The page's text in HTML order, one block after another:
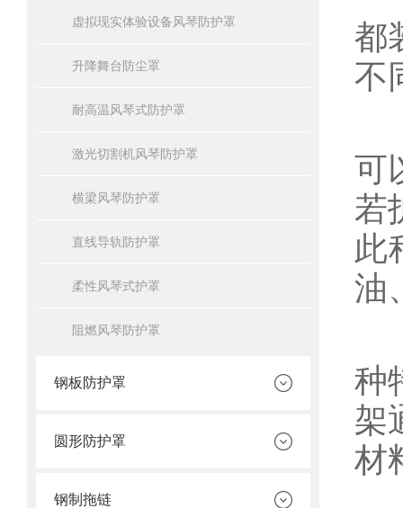
虚拟现实体验设备风琴防护罩
升降舞台防尘罩
耐高温风琴式防护罩
激光切割机风琴防护罩
横梁风琴防护罩
直线导轨防护罩
柔性风琴式护罩
阻燃风琴防护罩
钢板防护罩
圆形防护罩
钢制拖链
都
不
可
若
此
油
种
架
材